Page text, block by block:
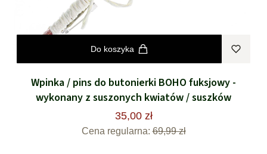
Do koszyka
Wpinka / pins do butonierki BOHO fuksjowy -
wykonany z suszonych kwiatów / suszków
35,00 zł
Cena regularna: 69,99 zł